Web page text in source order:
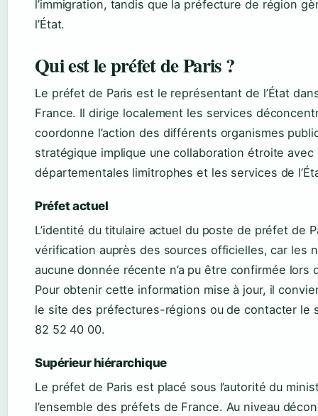
l’immigration, tandis que la préfecture de région
l’État.
Qui est le préfet de Paris ?
Le préfet de Paris est le représentant de l’État
France. Il dirige localement les services
coordonne l’action des différents organismes
stratégique implique une collaboration étroite
départementales limitrophes et les services de
Préfet actuel
L’identité du titulaire actuel du poste de préfet de
vérification auprès des sources officielles, car les
aucune donnée récente n’a pu être confirmée lors
Pour obtenir cette information mise à jour, il
le site des préfectures-régions ou de contacter le
82 52 40 00.
Supérieur hiérarchique
Le préfet de Paris est placé sous l’autorité du
l’ensemble des préfets de France. Au niveau